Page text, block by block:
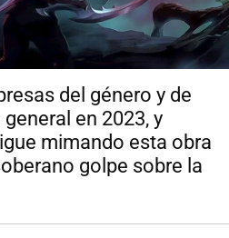
del género y de
en 2023, y
mimando esta obra
golpe sobre la